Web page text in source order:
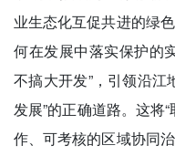
业生态化互促共进的绿
何在发展中落实保护的
不搞大开发”，引领沿江
发展”的正确道路。这将
作、可考核的区域协同